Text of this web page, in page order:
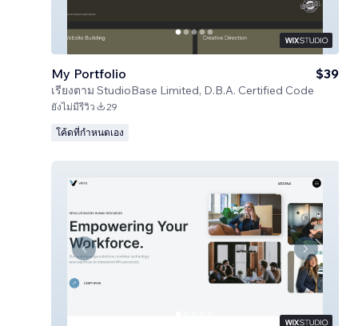
My Portfolio
เรียงตาม StudioBase Limited, D.B.A. Certified Code
$39
ยังไม่มีรีวิว 29
โค้ดที่กำหนดเอง